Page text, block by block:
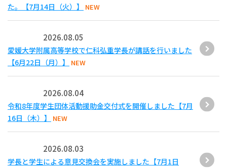
た。【7月14日（火）】
NEW
2026.08.05
愛媛大学附属高等学校で仁科弘重学長が講話を行いました
【6月22日（月）】
NEW
2026.08.04
令和8年度学生団体活動援助金交付式を開催しました【7月
16日（木）】
NEW
2026.08.03
学長と学生による意見交換会を実施しました【7月1日